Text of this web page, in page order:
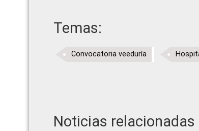
Temas:
Convocatoria veeduría
Noticias relacionadas